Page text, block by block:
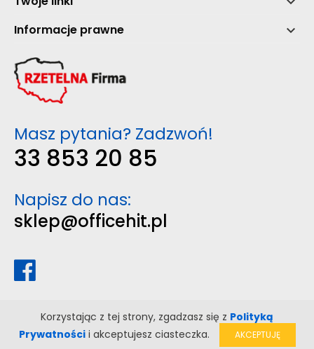
Informacje prawne 
Masz pytania? Zadzwoń!
33 853 20 85
Napisz do nas:
sklep@officehit.pl
Korzystając z tej strony, zgadzasz się z Polityką
Prywatnościi akceptujesz ciasteczka. AKCEPTUJĘ